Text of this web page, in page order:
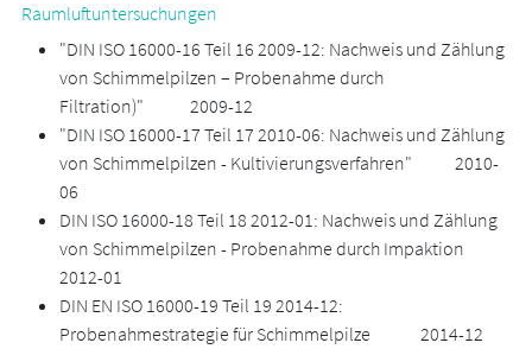
Raumluftuntersuchungen
"DIN ISO 16000-16 Teil 16 2009-12: Nachweis und Zählung
von Schimmelpilzen – Probenahme durch
Filtration)" 2009-12
"DIN ISO 16000-17 Teil 17 2010-06: Nachweis und Zählung
von Schimmelpilzen - Kultivierungsverfahren" 2010-
06
DIN ISO 16000-18 Teil 18 2012-01: Nachweis und Zählung
von Schimmelpilzen - Probenahme durch Impaktion
2012-01
DIN EN ISO 16000-19 Teil 19 2014-12:
Probenahmestrategie für Schimmelpilze 2014-12